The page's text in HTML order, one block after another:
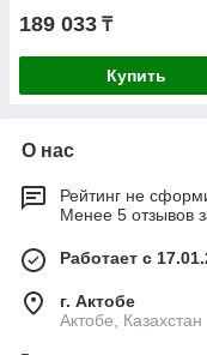
189 033 ₸
Купить
О нас
Рейтинг не
Менее 5 отзывов
Работает с
г. Актобе
Актобе, Казахстан